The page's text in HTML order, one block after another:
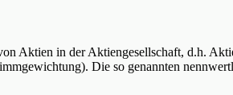
Aktien in der Aktiengesellschaft, d.h.
Die so genannten